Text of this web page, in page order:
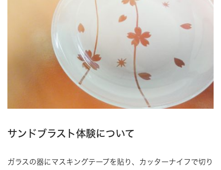
サンドブラスト体験について
ガラスの器にマスキングテープを貼り、カッターナイフで切り